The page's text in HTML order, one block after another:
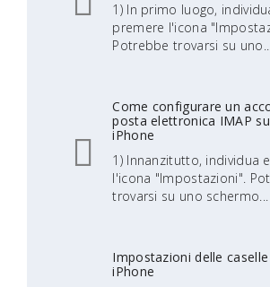
1) In primo luogo,
premere l'icona
Potrebbe trovarsi su
Come configurare un
posta elettronica IMAP
iPhone
1) Innanzitutto, individua
l'icona "Impostazioni".
trovarsi su uno schermo...
Impostazioni delle
iPhone